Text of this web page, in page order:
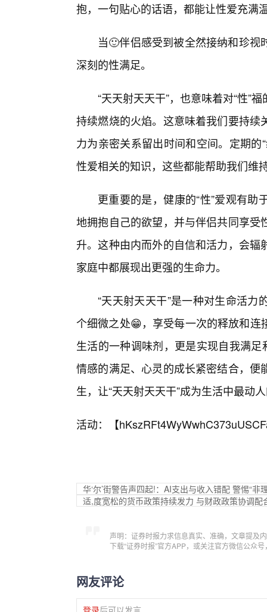
抱，一句贴心的话语，都能让性爱充满
当🙂伴侣感受到被全然接纳和珍
深刻的性满足。
“天天射天天干”，也意味着对“性”
持续燃烧的火焰。这意味着我们要持
力为亲密关系留出时间和空间。定期
性爱相关的知识，这些都能帮助我们维
更重要的是，健康的“性”爱观有
地拥抱自己的欲望，并与伴侣共同享
升。这种由内而外的自信和活力，会
家庭中都展现出更强的生命力。
“天天射天天干”是一种对生命活
个细微之处😁，享受每一次的释放和
生活的一种调味剂，更是实现自我满
情感的满足、心灵的成长紧密结合，
生，让“天天射天天干”成为生活中最动
活动：【
华‘尔’街警告声四起!：AI支出与收入错配 警惕“非
适,度宽松的货币政策持续发力 与财政政策协调配
声明：证券时报力求信息真实、准确，文章提及
下载“证券时报”官方APP，或关注官方微信公众
网友评论